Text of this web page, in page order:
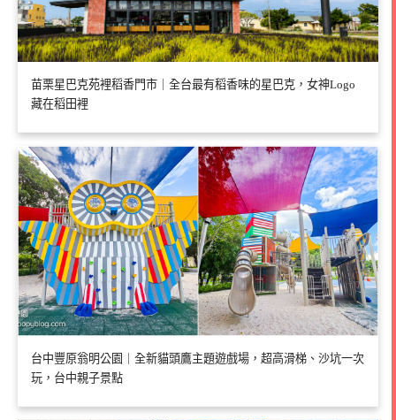
苗栗星巴克苑裡稻香門市｜全台最有稻香味的星巴克，女神Logo
藏在稻田裡
台中豐原翁明公園｜全新貓頭鷹主題遊戲場，超高滑梯、沙坑一次
玩，台中親子景點